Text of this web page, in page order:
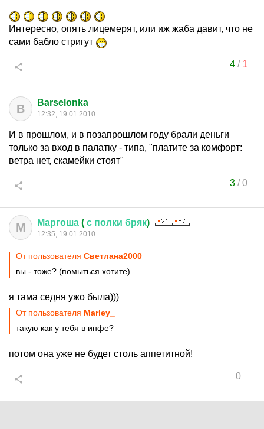
Интересно, опять лицемерят, или иж жаба давит, что не
сами бабло стригут
4/ 1
B Barselonka
12:32, 19.01.2010
И в прошлом, и в позапрошлом году брали деньги
только за вход в палатку - типа, "платите за комфорт:
ветра нет, скамейки стоят"
3/0
М Маргоша ( с полки бряк)
12:35, 19.01.2010
От пользователя Cвeтлaнa2000
вы - тоже? (помыться хотите)
я тама седня ужо была)))
От пользователя Marley_
такую как у тебя в инфе?
потом она уже не будет столь аппетитной!
0